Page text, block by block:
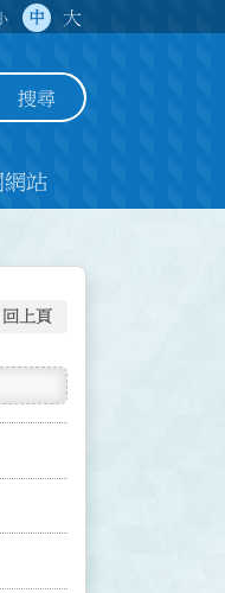
中 大
搜尋
網站
回上頁